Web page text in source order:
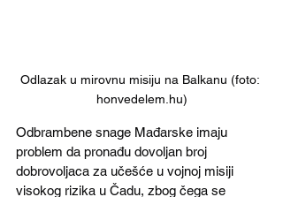
Odlazak u mirovnu misiju na Balkanu (foto:
honvedelem.hu)
Odbrambene snage Mađarske imaju
problem da pronađu dovoljan broj
dobrovoljaca za učešće u vojnoj misiji
visokog rizika u Čadu, zbog čega se